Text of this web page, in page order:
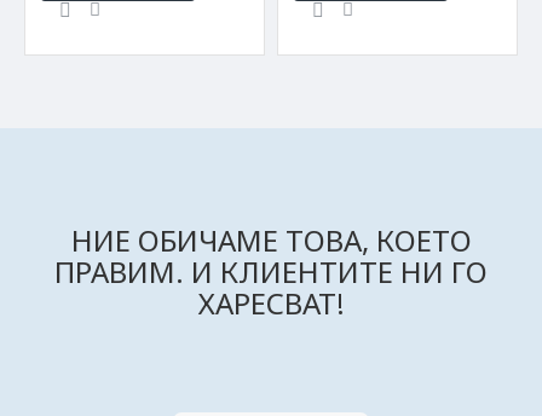
НИЕ ОБИЧАМЕ ТОВА, КОЕТО
ПРАВИМ. И КЛИЕНТИТЕ НИ ГО
ХАРЕСВАТ!